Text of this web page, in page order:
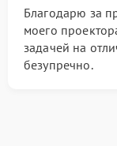
Благодарю за
моего
задачей на
безупречно.